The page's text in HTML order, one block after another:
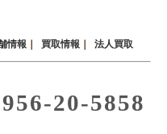
情報 買取情報 法人買取
20-5858